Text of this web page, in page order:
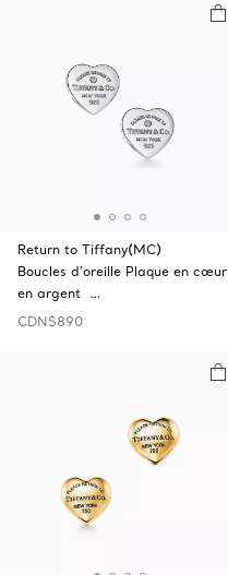
Return to Tiffany(MC)
Boucles d’oreille Plaque en cœur
en argent …
CDN$890